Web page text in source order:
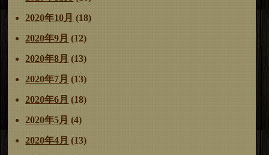
2020年10月 (18)
2020年9月 (12)
2020年8月 (13)
2020年7月 (13)
2020年6月 (18)
2020年5月 (4)
2020年4月 (13)